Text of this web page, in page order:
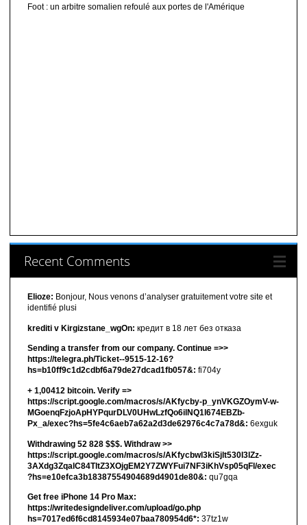
Foot : un arbitre somalien refoulé aux portes de l'Amérique
Recent Comments
Elioze: Bonjour, Nous venons d’analyser gratuitement votre site et
identifié plusi
krediti v Kirgizstane_wgOn: кредит в 18 лет без отказа
Sending a transfer from our company. Continue =>>
https://telegra.ph/Ticket--9515-12-16?
hs=b10ff9c1d2cdbf6a79de27dcad1fb057&: fi704y
+ 1,00412 bitсоin. Verify =>
https://script.google.com/macros/s/AKfycby-p_ynVKGZOymV-w-
MGoenqFzjoApHYPqurDLV0UHwLzfQo6ilNQ1l674EBZb-
Px_a/exec?hs=5fe4c6aeb7a62a2d3de62976c4c7a78d&: 6exguk
Withdrawing 52 828 $$$. Withdrаw >>
https://script.google.com/macros/s/AKfycbwl3kiSjlt530I3lZz-
3AXdg3ZqalC84TltZ3XOjgEM2Y7ZWYFui7NF3iKhVsp05qFl/exec
?hs=e10efca3b18387554904689d4901de80&: qu7gqa
Get free iPhone 14 Pro Max:
https://writedesigndeliver.com/upload/go.php
hs=7017ed6f6cd8145934e07baa780954d6*: 37tz1w